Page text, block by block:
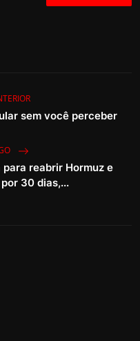
sem você perceber
reabrir Hormuz e
30 dias,...